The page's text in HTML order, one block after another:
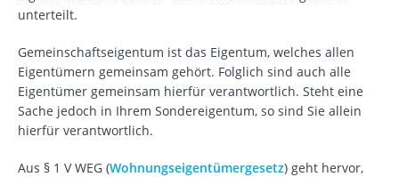
unterteilt.
Gemeinschaftseigentum ist das Eigentum, welches allen
Eigentümern gemeinsam gehört. Folglich sind auch alle
Eigentümer gemeinsam hierfür verantwortlich. Steht eine
Sache jedoch in Ihrem Sondereigentum, so sind Sie allein
hierfür verantwortlich.
Aus § 1 V WEG (Wohnungseigentümergesetz) geht hervor,